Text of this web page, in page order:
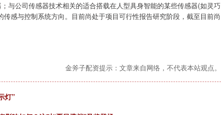
与公司传感器技术相关的适合搭载在人型具身智能的某些传感器(如灵巧
感与控制系统方向。目前尚处于项目可行性报告研究阶段，截至目前尚
金斧子配资提示：文章来自网络，不代表本站观点。
灯”